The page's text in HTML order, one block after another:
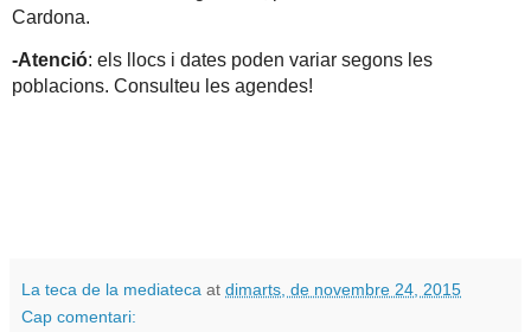
Cardona.
-Atenció: els llocs i dates poden variar segons les
poblacions. Consulteu les agendes!
La teca de la mediateca at dimarts, de novembre 24, 2015
Cap comentari: